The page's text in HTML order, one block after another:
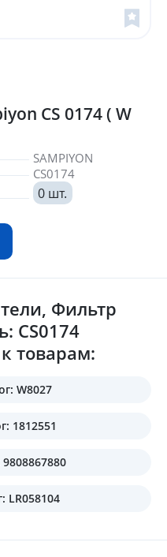
CS 0174 ( W
SAMPIYON
CS0174
0 шт.
Фильтр
CS0174
товарам:
W8027
1812551
LR058104